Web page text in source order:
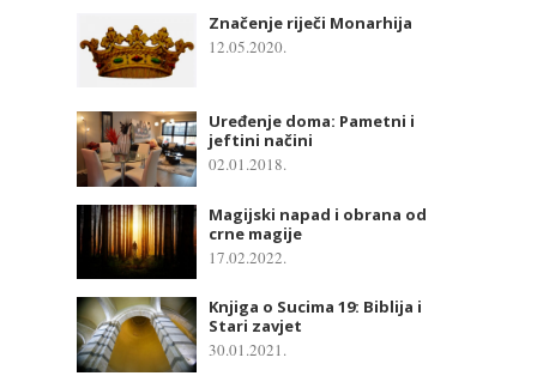
Značenje riječi Monarhija
12.05.2020.
Uređenje doma: Pametni i
jeftini načini
02.01.2018.
Magijski napad i obrana od
crne magije
17.02.2022.
Knjiga o Sucima 19: Biblija i
Stari zavjet
30.01.2021.